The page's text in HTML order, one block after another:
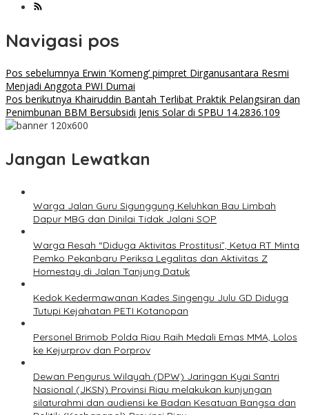
Navigasi pos
Pos sebelumnya Erwin ‘Komeng’ pimpret Dirganusantara Resmi
Menjadi Anggota PWI Dumai
Pos berikutnya Khairuddin Bantah Terlibat Praktik Pelangsiran dan
Penimbunan BBM Bersubsidi Jenis Solar di SPBU 14.2836.109
Jangan Lewatkan
Warga Jalan Guru Sigunggung Keluhkan Bau Limbah
Dapur MBG dan Dinilai Tidak Jalani SOP
Warga Resah “Diduga Aktivitas Prostitusi”, Ketua RT Minta
Pemko Pekanbaru Periksa Legalitas dan Aktivitas Z
Homestay di Jalan Tanjung Datuk
Kedok Kedermawanan Kades Singengu Julu GD Diduga
Tutupi Kejahatan PETI Kotanopan
Personel Brimob Polda Riau Raih Medali Emas MMA, Lolos
ke Kejurprov dan Porprov
Dewan Pengurus Wilayah (DPW) Jaringan Kyai Santri
Nasional (JKSN) Provinsi Riau melakukan kunjungan
silaturahmi dan audiensi ke Badan Kesatuan Bangsa dan